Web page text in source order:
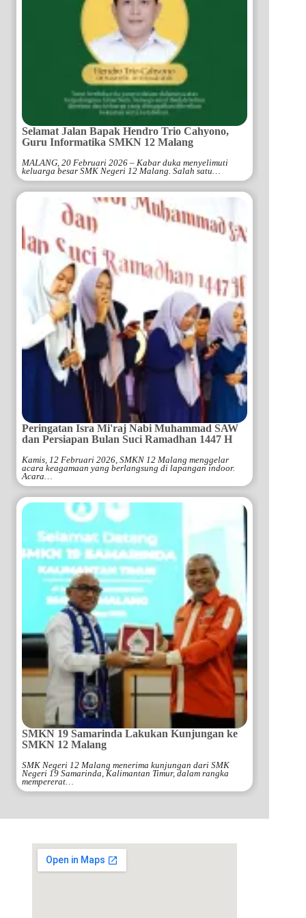
Selamat Jalan Bapak Hendro Trio Cahyono,
Guru Informatika SMKN 12 Malang
MALANG, 20 Februari 2026 – Kabar duka menyelimuti
keluarga besar SMK Negeri 12 Malang. Salah satu…
Peringatan Isra Mi'raj Nabi Muhammad SAW
dan Persiapan Bulan Suci Ramadhan 1447 H
Kamis, 12 Februari 2026, SMKN 12 Malang menggelar
acara keagamaan yang berlangsung di lapangan indoor.
Acara…
SMKN 19 Samarinda Lakukan Kunjungan ke
SMKN 12 Malang
SMK Negeri 12 Malang menerima kunjungan dari SMK
Negeri 19 Samarinda, Kalimantan Timur, dalam rangka
mempererat…